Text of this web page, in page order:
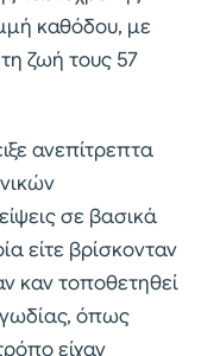
καθόδου, με
ζωή τους 57
ανεπίτρεπτα
σε βασικά
είτε βρίσκονταν
καν τοποθετηθεί
όπως
είχαν